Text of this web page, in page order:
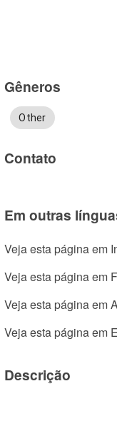
Gêneros
Other
Contato
Em outras
Veja esta página em
Veja esta página em
Veja esta página em
Veja esta página em
Descrição